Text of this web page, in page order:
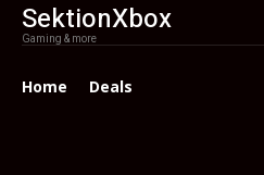
SektionXbox
Gaming & more
Home Deals